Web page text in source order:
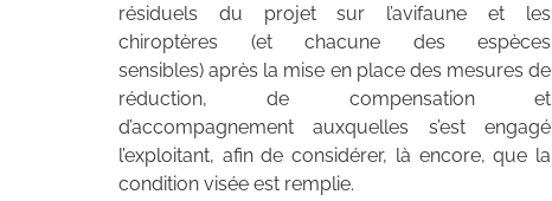
résiduels du projet sur l’avifaune et les
chiroptères (et chacune des espèces
sensibles) après la mise en place des mesures de
réduction, de compensation et
d’accompagnement auxquelles s’est engagé
l’exploitant, afin de considérer, là encore, que la
condition visée est remplie.